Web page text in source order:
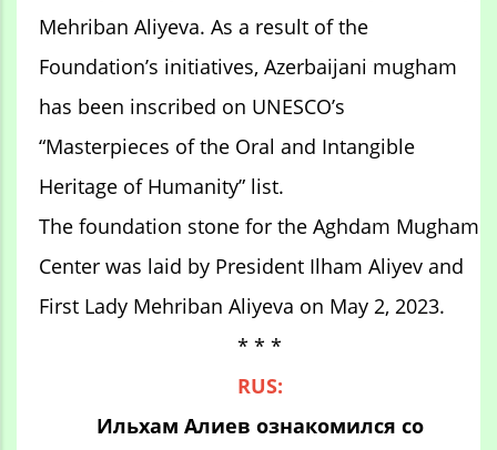
Mehriban Aliyeva. As a result of the
Foundation’s initiatives, Azerbaijani mugham
has been inscribed on UNESCO’s
“Masterpieces of the Oral and Intangible
Heritage of Humanity” list.
The foundation stone for the Aghdam Mugham
Center was laid by President Ilham Aliyev and
First Lady Mehriban Aliyeva on May 2, 2023.
* * *
RUS:
Ильхам Алиев ознакомился со